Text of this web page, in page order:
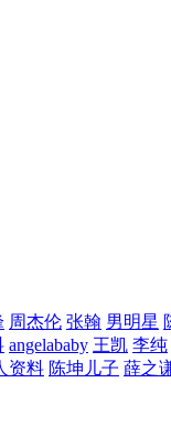
周杰伦 张翰 男明星
angelababy 王凯 李纯
资料 陈坤儿子 薛之